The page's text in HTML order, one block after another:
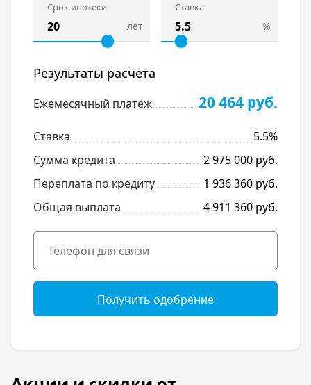
Срок ипотеки
лет
Ставка
%
Результаты расчета
Ежемесячный платеж 20 464 руб.
Ставка
5.5%
Сумма кредита
2 975 000 руб.
Переплата по кредиту
1 936 360 руб.
Общая выплата
4 911 360 руб.
Получить одобрение